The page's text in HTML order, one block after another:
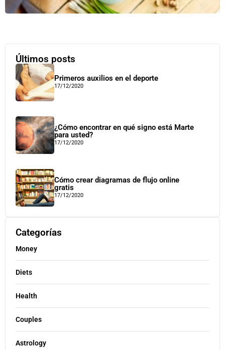
Últimos posts
Primeros auxilios en el deporte
17/12/2020
¿Cómo encontrar en qué signo está Marte
para usted?
17/12/2020
Cómo crear diagramas de flujo online
gratis
17/12/2020
Categorías
Money
Diets
Health
Couples
Astrology